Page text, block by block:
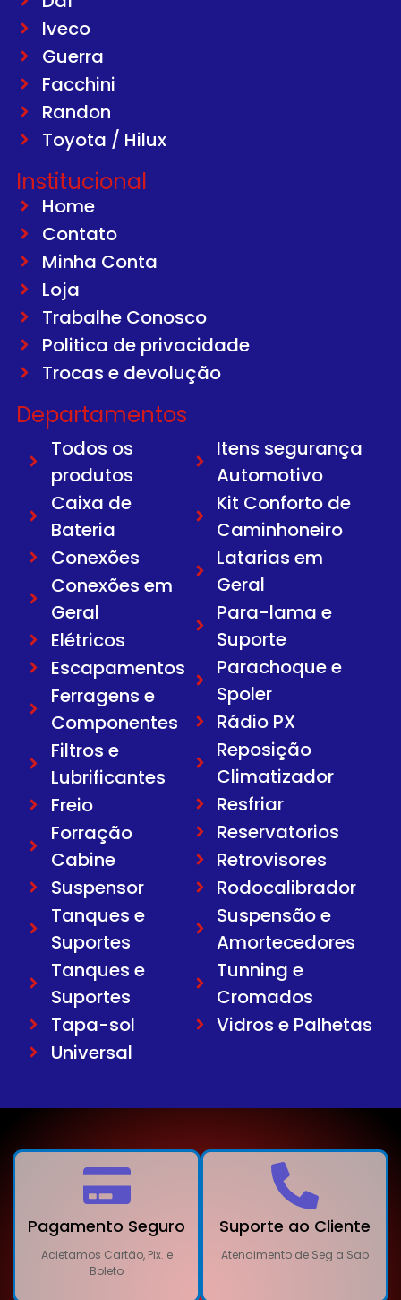
Iveco
Guerra
Facchini
Randon
Toyota / Hilux
Institucional
Home
Contato
Minha Conta
Loja
Trabalhe Conosco
Politica de privacidade
Trocas e devolução
Departamentos
Todos os
produtos
Caixa de
Bateria
Conexões
Conexões em
Geral
Elétricos
Escapamentos
Ferragens e
Componentes
Filtros e
Lubrificantes
Freio
Forração
Cabine
Suspensor
Tanques e
Suportes
Tanques e
Suportes
Tapa-sol
Universal
Itens segurança
Automotivo
Kit Conforto de
Caminhoneiro
Latarias em
Geral
Para-lama e
Suporte
Parachoque e
Spoler
Rádio PX
Reposição
Climatizador
Resfriar
Reservatorios
Retrovisores
Rodocalibrador
Suspensão e
Amortecedores
Tunning e
Cromados
Vidros e Palhetas
Pagamento Seguro
Acietamos Cartão, Pix. e
Boleto
Suporte ao Cliente
Atendimento de Seg a Sab